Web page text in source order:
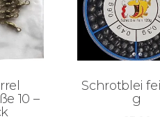
10 –
Schrotblei
g